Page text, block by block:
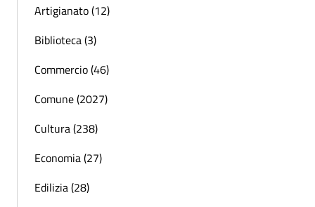
Artigianato (12)
Biblioteca (3)
Commercio (46)
Comune (2027)
Cultura (238)
Economia (27)
Edilizia (28)